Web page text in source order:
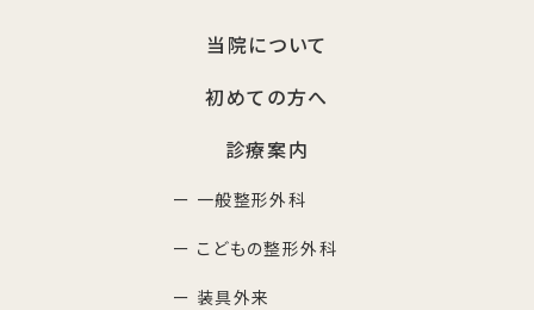
当院について
初めての方へ
診療案内
ー 一般整形外科
ー こどもの整形外科
ー 装具外来